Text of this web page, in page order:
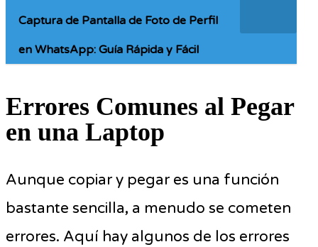
Captura de Pantalla de Foto de Perfil
en WhatsApp: Guía Rápida y Fácil
Errores Comunes al Pegar
en una Laptop
Aunque copiar y pegar es una función
bastante sencilla, a menudo se cometen
errores. Aquí hay algunos de los errores